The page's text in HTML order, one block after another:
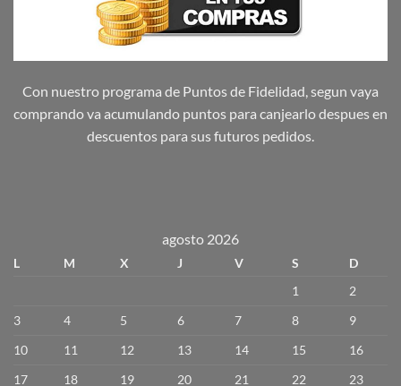
Con nuestro programa de Puntos de Fidelidad, segun vaya
comprando va acumulando puntos para canjearlo despues en
descuentos para sus futuros pedidos.
agosto 2026
L M X J V S
D
1
2
3
4 5 6 7 8
9
10
11 12 13 14 15
16
17
18 19 20 21 22 23